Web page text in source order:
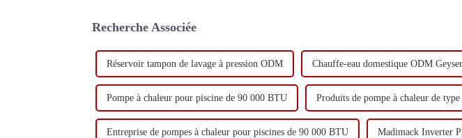
Recherche Associée
Réservoir tampon de lavage à pression ODM Chauffe-eau domestique ODM Geyser
Pompe à chaleur pour piscine de 90 000 BTU Produits de pompe à chaleur de
Entreprise de pompes à chaleur pour piscines de 90 000 BTU Madimack Inverter